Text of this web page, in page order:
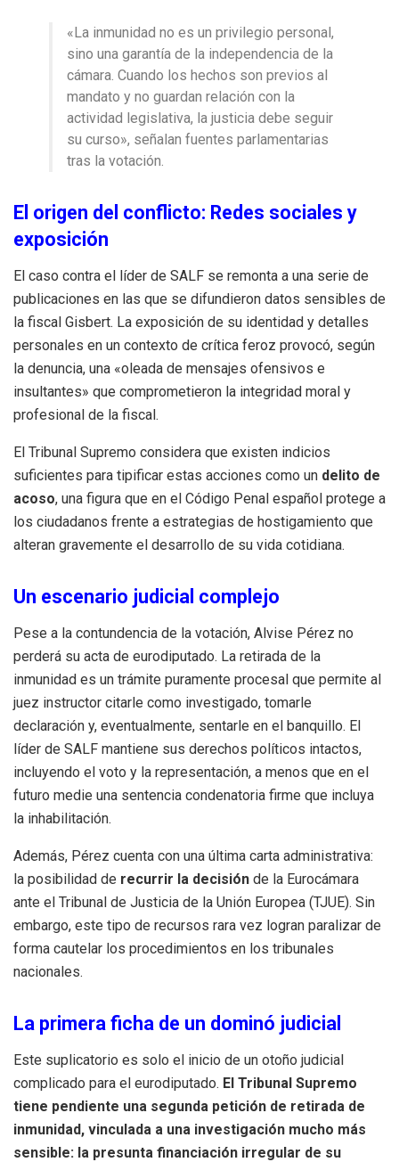
«La inmunidad no es un privilegio personal,
sino una garantía de la independencia de la
cámara. Cuando los hechos son previos al
mandato y no guardan relación con la
actividad legislativa, la justicia debe seguir
su curso», señalan fuentes parlamentarias
tras la votación.
El origen del conflicto: Redes sociales y
exposición
El caso contra el líder de SALF se remonta a una serie de
publicaciones en las que se difundieron datos sensibles de
la fiscal Gisbert. La exposición de su identidad y detalles
personales en un contexto de crítica feroz provocó, según
la denuncia, una «oleada de mensajes ofensivos e
insultantes» que comprometieron la integridad moral y
profesional de la fiscal.
El Tribunal Supremo considera que existen indicios
suficientes para tipificar estas acciones como un delito de
acoso, una figura que en el Código Penal español protege a
los ciudadanos frente a estrategias de hostigamiento que
alteran gravemente el desarrollo de su vida cotidiana.
Un escenario judicial complejo
Pese a la contundencia de la votación, Alvise Pérez no
perderá su acta de eurodiputado. La retirada de la
inmunidad es un trámite puramente procesal que permite al
juez instructor citarle como investigado, tomarle
declaración y, eventualmente, sentarle en el banquillo. El
líder de SALF mantiene sus derechos políticos intactos,
incluyendo el voto y la representación, a menos que en el
futuro medie una sentencia condenatoria firme que incluya
la inhabilitación.
Además, Pérez cuenta con una última carta administrativa:
la posibilidad de recurrir la decisión de la Eurocámara
ante el Tribunal de Justicia de la Unión Europea (TJUE). Sin
embargo, este tipo de recursos rara vez logran paralizar de
forma cautelar los procedimientos en los tribunales
nacionales.
La primera ficha de un dominó judicial
Este suplicatorio es solo el inicio de un otoño judicial
complicado para el eurodiputado. El Tribunal Supremo
tiene pendiente una segunda petición de retirada de
inmunidad, vinculada a una investigación mucho más
sensible: la presunta financiación irregular de su